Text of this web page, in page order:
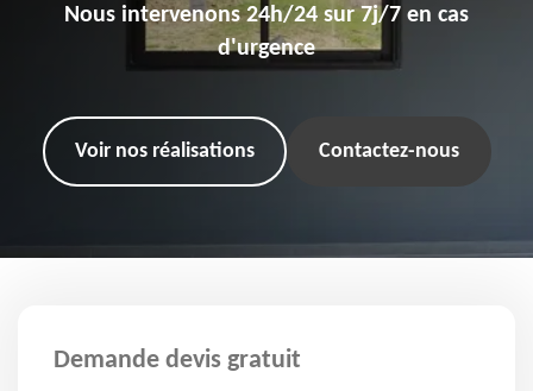
Nous intervenons 24h/24 sur 7j/7 en cas
d'urgence
Voir nos réalisations Contactez-nous
Demande devis gratuit